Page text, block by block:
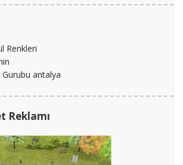
Renkleri
antalya
Reklamı